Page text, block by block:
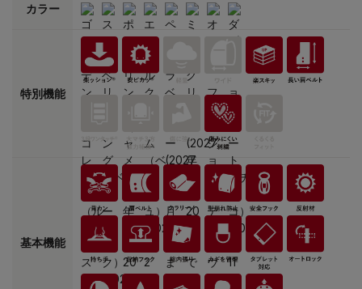
カラー
特別機能
基本機能